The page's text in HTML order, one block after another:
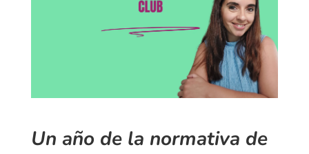
Un año de la normativa de